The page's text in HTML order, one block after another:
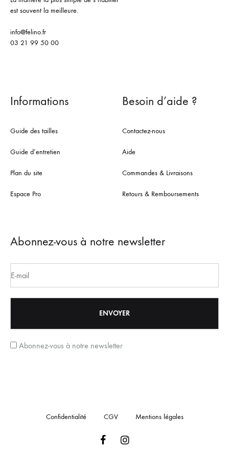
est souvent la meilleure.
info@felino.fr
03 21 99 50 00
Informations
Guide des tailles
Guide d’entretien
Plan du site
Espace Pro
Besoin d’aide ?
Contactez-nous
Aide
Commandes & Livraisons
Retours & Remboursements
Abonnez-vous à notre newsletter
Abonnez-vous à notre newsletter
Confidentialité CGV Mentions légales
FacebookInstagram